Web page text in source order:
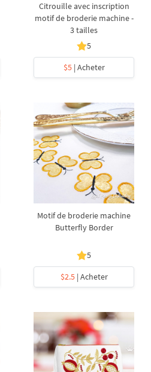
Citrouille avec inscription
motif de broderie machine -
3 tailles
5
$5| Acheter
Motif de broderie machine
Butterfly Border
5
$2.5| Acheter